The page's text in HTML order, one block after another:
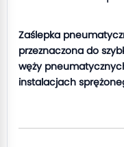
Zaślepka
przeznaczona do
węży
instalacjach